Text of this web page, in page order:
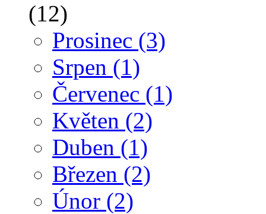
(12)
Prosinec (3)
Srpen (1)
Červenec (1)
Květen (2)
Duben (1)
Březen (2)
Únor (2)